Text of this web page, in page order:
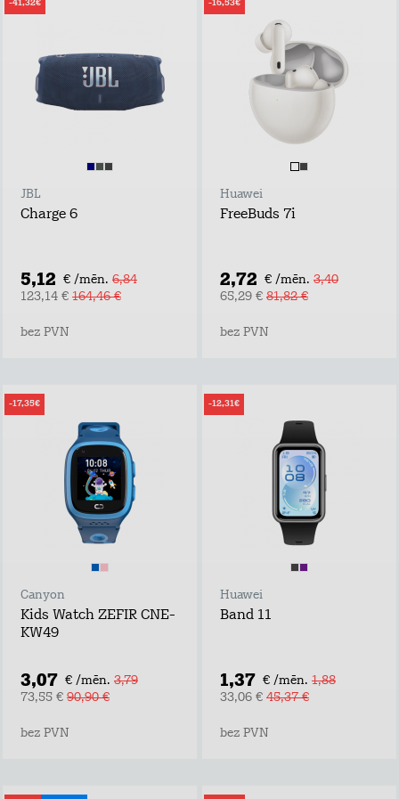
-41,32€
JBL
Charge 6
5,12 € /mēn. 6,84
123,14 € 164,46 €
bez PVN
-16,53€
Huawei
FreeBuds 7i
2,72 € /mēn. 3,40
65,29 € 81,82 €
bez PVN
-17,35€
Canyon
Kids Watch ZEFIR CNE-
KW49
3,07 € /mēn. 3,79
73,55 € 90,90 €
bez PVN
-12,31€
Huawei
Band 11
1,37 € /mēn. 1,88
33,06 € 45,37 €
bez PVN